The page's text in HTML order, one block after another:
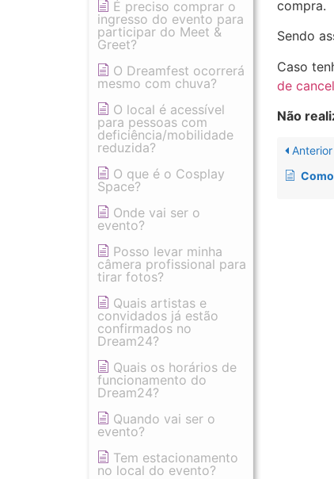
É preciso comprar o
ingresso do evento para
participar do Meet &
Greet?
O Dreamfest ocorrerá
mesmo com chuva?
O local é acessível
para pessoas com
deficiência/mobilidade
reduzida?
O que é o Cosplay
Space?
Onde vai ser o
evento?
Posso levar minha
câmera profissional para
tirar fotos?
Quais artistas e
convidados já estão
confirmados no
Dream24?
Quais os horários de
funcionamento do
Dream24?
Quando vai ser o
evento?
Tem estacionamento
no local do evento?
compra.
Sendo
Caso
de
Não
Anterior
Como